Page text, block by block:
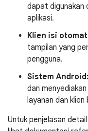
dapat digunakan
aplikasi.
Klien isi
tampilan yang
pengguna.
Sistem Android:
dan
layanan dan klien
Untuk penjelasan